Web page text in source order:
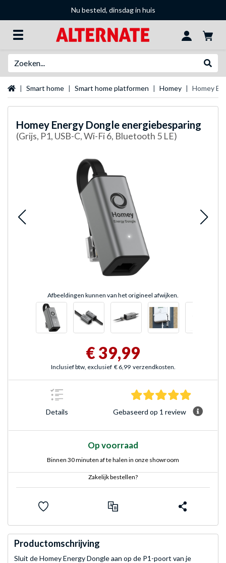
Nu besteld, dinsdag in huis
StartpaginaSmart home Smart home platformen Homey Homey
Homey Energy Dongle energiebesparing
(Grijs, P1, USB-C, Wi-Fi 6, Bluetooth 5 LE)
Afbeeldingen kunnen van het origineel afwijken.
€ 39,99
Inclusief btw, exclusief € 6,99 verzendkosten.
Details Gebaseerd op 1 review
Op voorraad
Binnen 30 minuten af te halen in onze showroom
Zakelijk bestellen?
Productomschrijving
Sluit de Homey Energy Dongle aan op de P1-poort van je